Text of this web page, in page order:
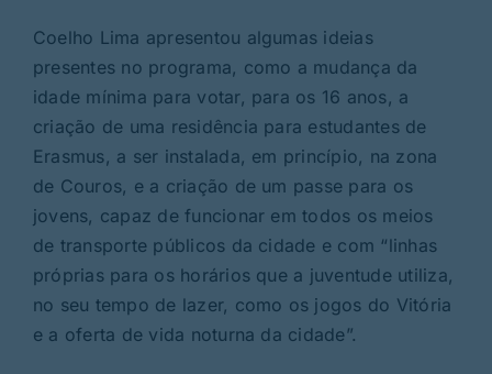
Coelho Lima apresentou algumas ideias
presentes no programa, como a mudança da
idade mínima para votar, para os 16 anos, a
criação de uma residência para estudantes de
Erasmus, a ser instalada, em princípio, na zona
de Couros, e a criação de um passe para os
jovens, capaz de funcionar em todos os meios
de transporte públicos da cidade e com “linhas
próprias para os horários que a juventude utiliza,
no seu tempo de lazer, como os jogos do Vitória
e a oferta de vida noturna da cidade”.